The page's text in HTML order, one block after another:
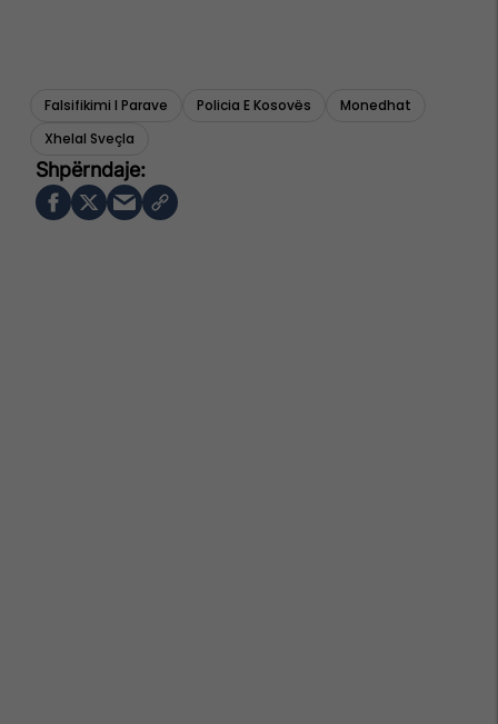
Falsifikimi I Parave Policia E Kosovës
Monedhat
Xhelal Sveçla